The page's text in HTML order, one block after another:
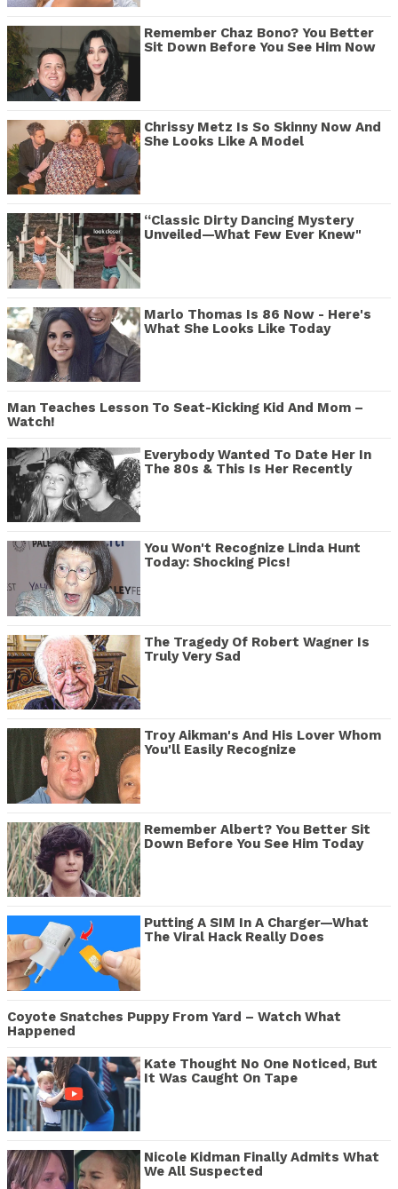
Remember Chaz Bono? You Better
Sit Down Before You See Him Now
Chrissy Metz Is So Skinny Now And
She Looks Like A Model
“Classic Dirty Dancing Mystery
Unveiled—What Few Ever Knew"
Marlo Thomas Is 86 Now - Here's
What She Looks Like Today
Man Teaches Lesson To Seat-Kicking Kid And Mom –
Watch!
Everybody Wanted To Date Her In
The 80s & This Is Her Recently
You Won't Recognize Linda Hunt
Today: Shocking Pics!
The Tragedy Of Robert Wagner Is
Truly Very Sad
Troy Aikman's And His Lover Whom
You'll Easily Recognize
Remember Albert? You Better Sit
Down Before You See Him Today
Putting A SIM In A Charger—What
The Viral Hack Really Does
Coyote Snatches Puppy From Yard – Watch What
Happened
Kate Thought No One Noticed, But
It Was Caught On Tape
Nicole Kidman Finally Admits What
We All Suspected